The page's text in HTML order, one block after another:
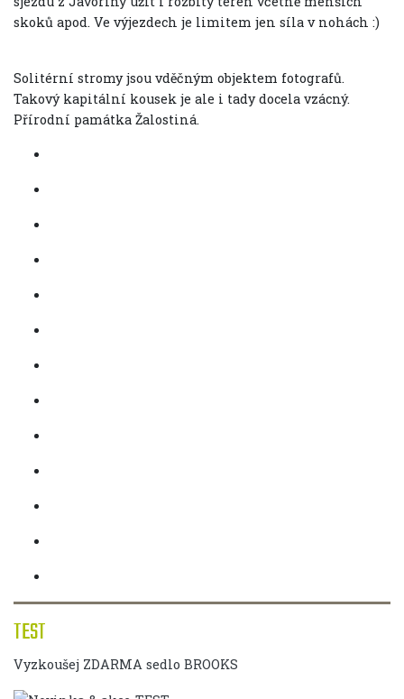
TEST
Vyzkoušej ZDARMA sedlo BROOKS
skoků apod. Ve výjezdech je limitem jen síla v nohách :)
Solitérní stromy jsou vděčným objektem fotografů.
Takový kapitální kousek je ale i tady docela vzácný.
Přírodní památka Žalostiná.